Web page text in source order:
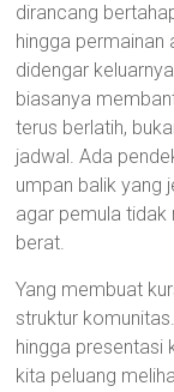
dirancang
hingga permainan
didengar
biasanya
terus berlatih,
jadwal. Ada
umpan balik yang
agar pemula tidak
berat.
Yang membuat
struktur
hingga presentasi
kita peluang